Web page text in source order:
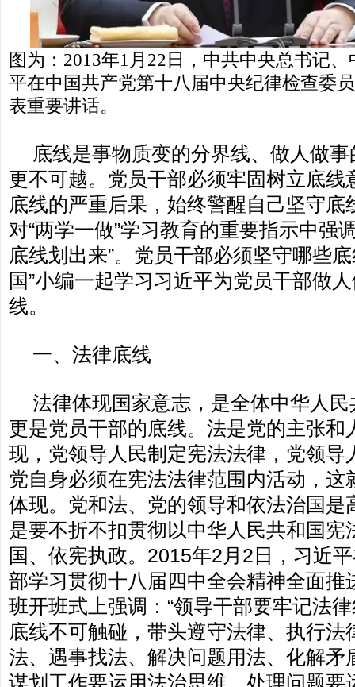
图为：2013年1月22日，中共中央总书记
平在中国共产党第十八届中央纪律检查委
表重要讲话。
底线是事物质变的分界线、做人做
更不可越。党员干部必须牢固树立底线
底线的严重后果，始终警醒自己坚守底
对“两学一做”学习教育的重要指示中强
底线划出来”。党员干部必须坚守哪些
国”小编一起学习习近平为党员干部做
线。
一、法律底线
法律体现国家意志，是全体中华人
更是党员干部的底线。法是党的主张和
现，党领导人民制定宪法法律，党领导
党自身必须在宪法法律范围内活动，这
体现。党和法、党的领导和依法治国是
是要不折不扣贯彻以中华人民共和国宪
国、依宪执政。2015年2月2日，习近
部学习贯彻十八届四中全会精神全面推
班开班式上强调：“领导干部要牢记法
底线不可触碰，带头遵守法律、执行法
法、遇事找法、解决问题用法、化解矛
谋划工作要运用法治思维，处理问题要